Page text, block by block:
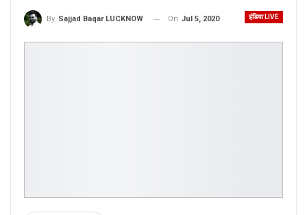
इंडिया LIVE
By Sajjad Baqar LUCKNOW On Jul 5, 2020